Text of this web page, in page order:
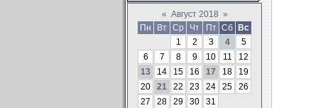
« Август 2018 »
Пн
Вт Ср Чт Пт Сб
Вс
1
2 3 4
5
6
7 8 9 10 11
12
13
14 15 16 17 18
19
20
21 22 23 24 25
26
27
28 29 30 31